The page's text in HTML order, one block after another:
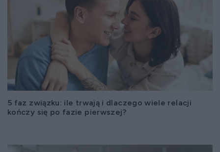
5 faz związku: ile trwają i dlaczego wiele relacji
kończy się po fazie pierwszej?